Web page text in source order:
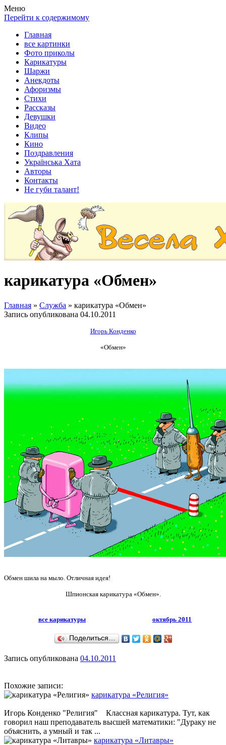
Весела хата — прикольные картинки, смешные истории,
клипы!
Покажем всем ваши фото приколы, карикатуры, шаржи, стихи,
рассказы, видео и песни!
Меню
Перейти к содержимому
Главная
все картинки
Фото приколы
Карикатуры
Шаржи
Анекдоты
Афоризмы
Стихи
Рассказы
Девушки
Видео
Клипы
Кино
Поздравления
Українська Хата
Авторы
Контакты
Не губи талант!
карикатура «Обмен»
Главная » Служба » карикатура «Обмен»
Запись опубликована 04.10.2011
Игорь Конденко
«Обмен»
Обмен шила на мыло. Отличная идея!
Шпионская карикатура «Обмен».
все карикатуры октябрь 2011
Поделиться…
Запись опубликована 04.10.2011
Похожие записи:
карикатура «Религия»
Игорь Конденко "Религия" Классная карикатура. Тут, как
говорил наш преподаватель высшей математики: "Дураку не
объяснить, а умный и так ...
карикатура «Литавры»